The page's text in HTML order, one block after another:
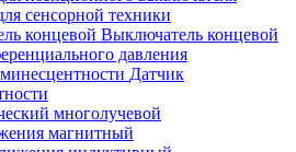
сенсорной техники
Выключатель концевой
давления
Датчик
многолучевой
магнитный